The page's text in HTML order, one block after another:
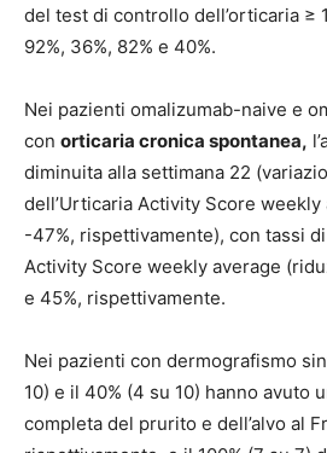
del test di controllo dell’orticaria ≥
92%, 36%, 82% e 40%.
Nei pazienti omalizumab-naive e
con orticaria cronica spontanea,
diminuita alla settimana 22
dell’Urticaria Activity Score weekly
-47%, rispettivamente), con tassi
Activity Score weekly average
e 45%, rispettivamente.
Nei pazienti con dermografismo
10) e il 40% (4 su 10) hanno avuto
completa del prurito e dell’alvo al